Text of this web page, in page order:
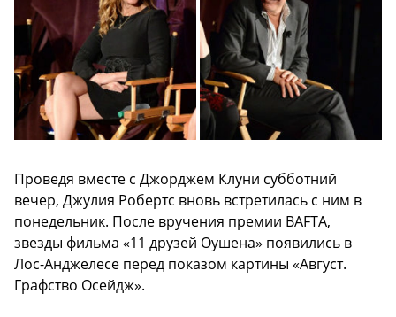
Проведя вместе с Джорджем Клуни субботний
вечер, Джулия Робертс вновь встретилась с ним в
понедельник. После вручения премии BAFTA,
звезды фильма «11 друзей Оушена» появились в
Лос-Анджелесе перед показом картины «Август.
Графство Осейдж».